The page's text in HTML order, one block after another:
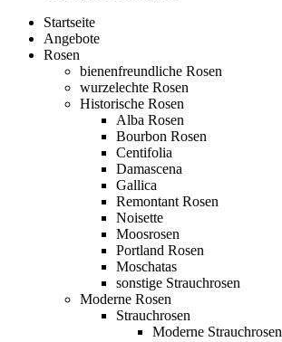
Startseite
Angebote
Rosen
bienenfreundliche Rosen
wurzelechte Rosen
Historische Rosen
Alba Rosen
Bourbon Rosen
Centifolia
Damascena
Gallica
Remontant Rosen
Noisette
Moosrosen
Portland Rosen
Moschatas
sonstige Strauchrosen
Moderne Rosen
Strauchrosen
Moderne Strauchrosen